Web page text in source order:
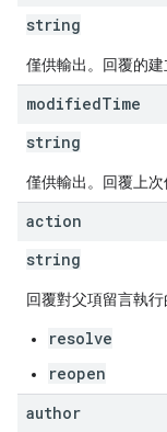
string
僅供輸出。回覆的建
modifiedTime
string
僅供輸出。回覆上
action
string
回覆對父項留言執
resolve
reopen
author